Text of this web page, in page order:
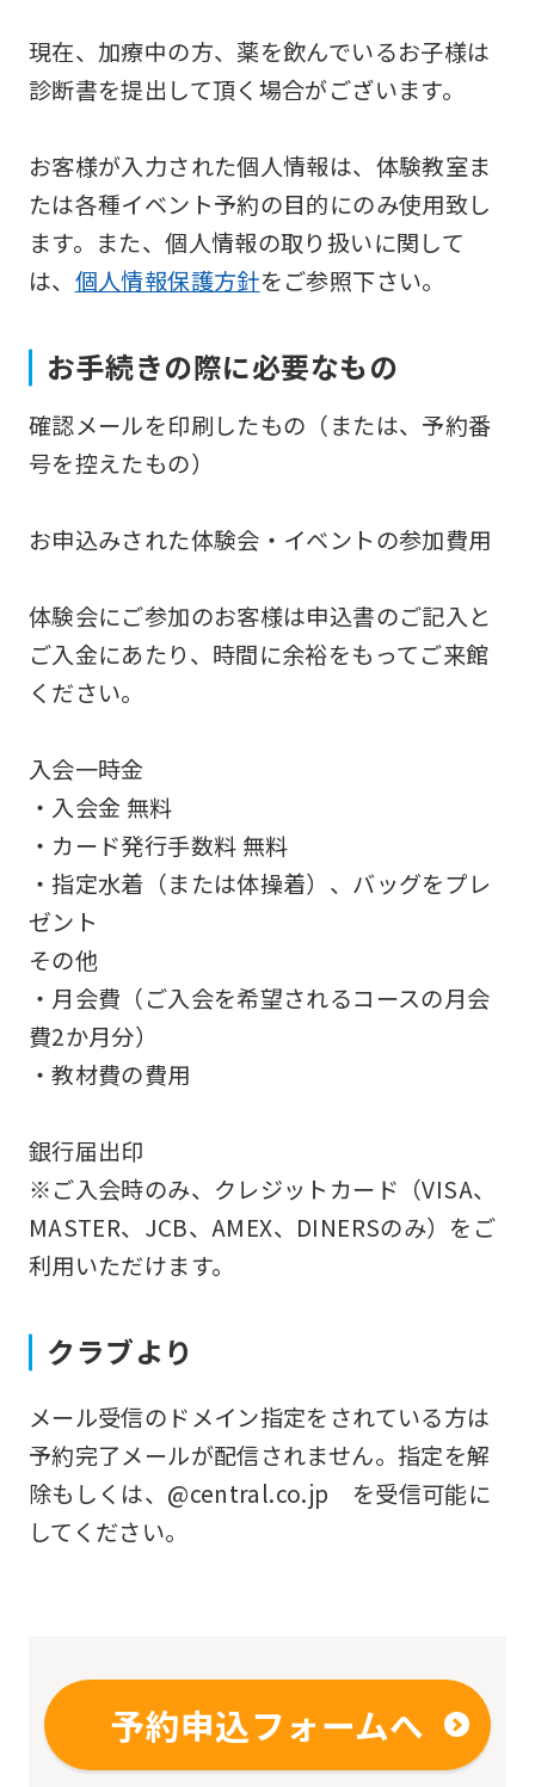
現在、加療中の方、薬を飲んでいるお子様は
診断書を提出して頂く場合がございます。
お客様が入力された個人情報は、体験教室ま
たは各種イベント予約の目的にのみ使用致し
ます。また、個人情報の取り扱いに関して
は、 個人情報保護方針をご参照下さい。
お手続きの際に必要なもの
確認メールを印刷したもの（または、予約番
号を控えたもの）
お申込みされた体験会・イベントの参加費用
体験会にご参加のお客様は申込書のご記入と
ご入金にあたり、時間に余裕をもってご来館
ください。
入会一時金
・入会金 無料
・カード発行手数料 無料
・指定水着（または体操着）、バッグをプレ
ゼント
その他
・月会費（ご入会を希望されるコースの月会
費2か月分）
・教材費の費用
銀行届出印
※ご入会時のみ、クレジットカード（VISA、
MASTER、JCB、AMEX、DINERSのみ）をご
利用いただけます。
クラブより
メール受信のドメイン指定をされている方は
予約完了メールが配信されません。指定を解
除もしくは、@central.co.jp を受信可能に
してください。
予約申込フォームへ
the
Japanese
of
this
website
will
translated
so
not
an
accurate
differ
from
content.
fully
understand
service.
Automatic